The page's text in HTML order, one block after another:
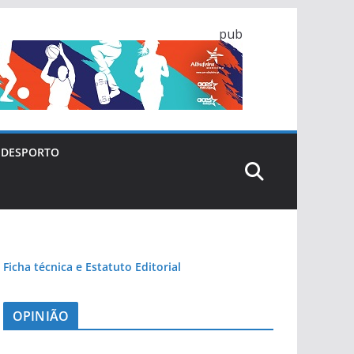
pub
DESPORTO
Ficha técnica e Estatuto Editorial
OPINIÃO